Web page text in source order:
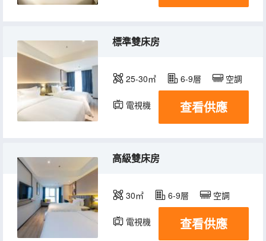
標準雙床房
25-30㎡ 6-9層 空調
電視機 查看供應
高級雙床房
30㎡ 6-9層 空調
電視機 查看供應